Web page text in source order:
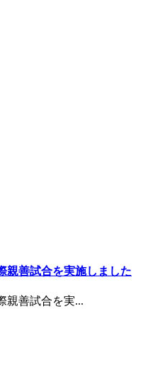
親善試合を実施しました
親善試合を実...